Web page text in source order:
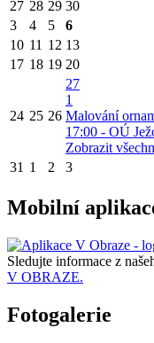
27 28 29 30
3
4 5 6
10 11 12 13
17 18 19 20
24 25 26
27
1
Malování
17:00 - OÚ
Zobrazit
31 1 2 3
Mobilní
Sledujte informace z
V OBRAZE.
Fotogalerie